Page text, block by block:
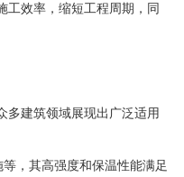
工效率，缩短工程周期，同
多建筑领域展现出广泛适用
，其高强度和保温性能满足